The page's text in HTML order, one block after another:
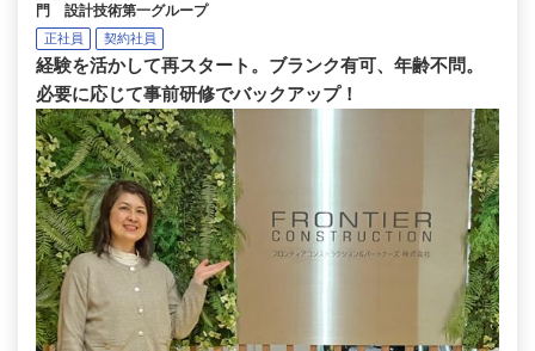
門 設計技術第一グループ
正社員 契約社員
経験を活かして再スタート。ブランク有可、年齢不問。
必要に応じて事前研修でバックアップ！